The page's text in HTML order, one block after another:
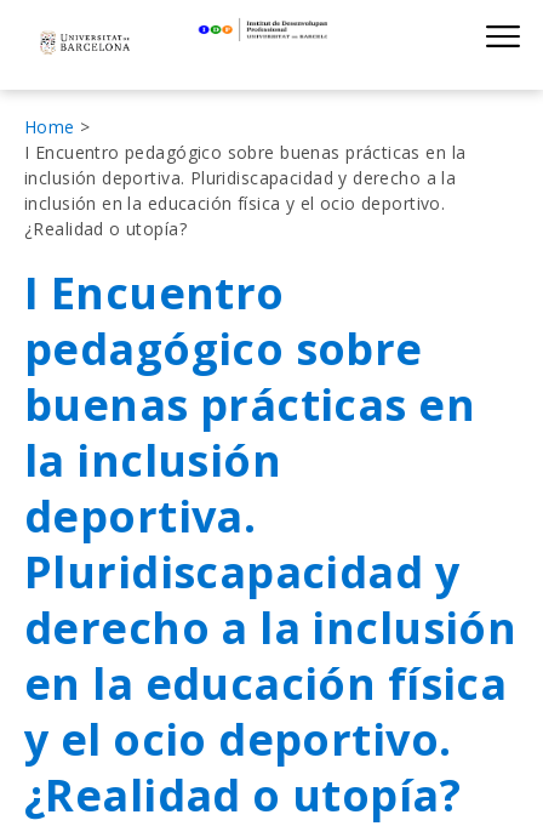
navigation
Institut de
Fil
d'Ariadna
Home
I Encuentro pedagógico sobre buenas prácticas en la
inclusión deportiva. Pluridiscapacidad y derecho a la
inclusión en la educación física y el ocio deportivo.
¿Realidad o utopía?
I Encuentro
pedagógico sobre
buenas prácticas en
la inclusión
deportiva.
Pluridiscapacidad y
derecho a la inclusión
en la educación física
y el ocio deportivo.
¿Realidad o utopía?